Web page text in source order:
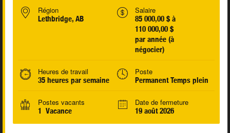
Région
Lethbridge, AB
Salaire
85 000,00 $ à
110 000,00 $
par année (à
négocier)
Heures de travail
35 heures par semaine
Poste
Permanent Temps plein
Postes vacants
1 Vacance
Date de fermeture
19 août 2026